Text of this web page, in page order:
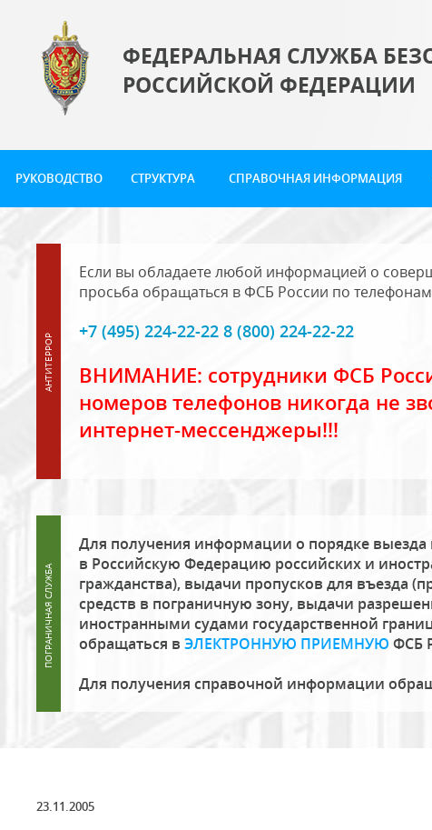
ФЕДЕРАЛЬНАЯ СЛУЖБА
РОССИЙСКОЙ ФЕДЕРАЦИИ
РУКОВОДСТВО СТРУКТУРА СПРАВОЧНАЯ ИНФОРМАЦИЯ
Если вы обладаете любой информацией о
просьба обращаться в ФСБ России по
+7 (495) 224-22-22 8 (800) 224-22-22
ВНИМАНИЕ: сотрудники ФСБ
номеров телефонов никогда не
интернет-мессенджеры!!!
Для получения информации о порядке
в Российскую Федерацию российских и
гражданства), выдачи пропусков для въезда
средств в пограничную зону, выдачи
иностранными судами государственной
обращаться в ЭЛЕКТРОННУЮ ПРИЕМНУЮ ФСБ
Для получения справочной информации
23.11.2005